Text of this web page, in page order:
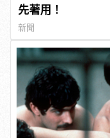
先著用！
新聞